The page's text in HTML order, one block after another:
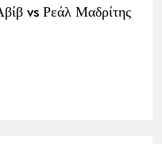
vs Ρεάλ Μαδρίτης